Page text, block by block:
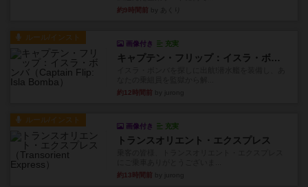
約9時間前
ルール/インスト
画像付き 充実
キャプテン・フリップ：イスラ・ボンバ
約12時間前
ルール/インスト
画像付き 充実
トランスオリエント・エクスプレス
約13時間前